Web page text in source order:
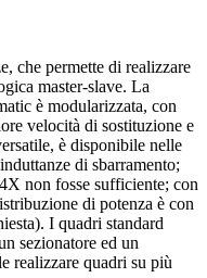
che permette di realizzare
master-slave. La
è modularizzata, con
velocità di sostituzione e
è disponibile nelle
di sbarramento;
non fosse sufficiente; con
di potenza è con
I quadri standard
sezionatore ed un
realizzare quadri su più